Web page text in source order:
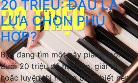
20 TRIỆU: ĐÂU LÀ
LỰA CHỌN PHÙ
HỢP?
Bạn đang tìm một cây piano mới
dưới 20 triệu để học tập, giải trí
hoặc luyện thi nhưng chưa biết nên